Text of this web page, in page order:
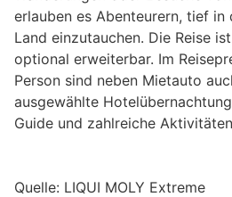
erlauben es Abenteurern, tief in
Land einzutauchen. Die Reise
optional erweiterbar. Im
Person sind neben Mietauto
ausgewählte
Guide und zahlreiche
Quelle: LIQUI MOLY Extreme